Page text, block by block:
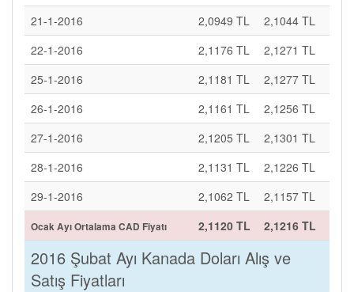
21-1-2016
2,0949 TL
2,1044 TL
22-1-2016
2,1176 TL
2,1271 TL
25-1-2016
2,1181 TL
2,1277 TL
26-1-2016
2,1161 TL
2,1256 TL
27-1-2016
2,1205 TL
2,1301 TL
28-1-2016
2,1131 TL
2,1226 TL
29-1-2016
2,1062 TL 2,1157 TL
Ocak Ayı Ortalama CAD Fiyatı 2,1120 TL 2,1216 TL
2016 Şubat Ayı Kanada Doları Alış ve
Satış Fiyatları